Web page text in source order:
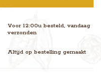
Voor 12:00u besteld, vandaag
verzonden
Altijd op bestelling gemaakt